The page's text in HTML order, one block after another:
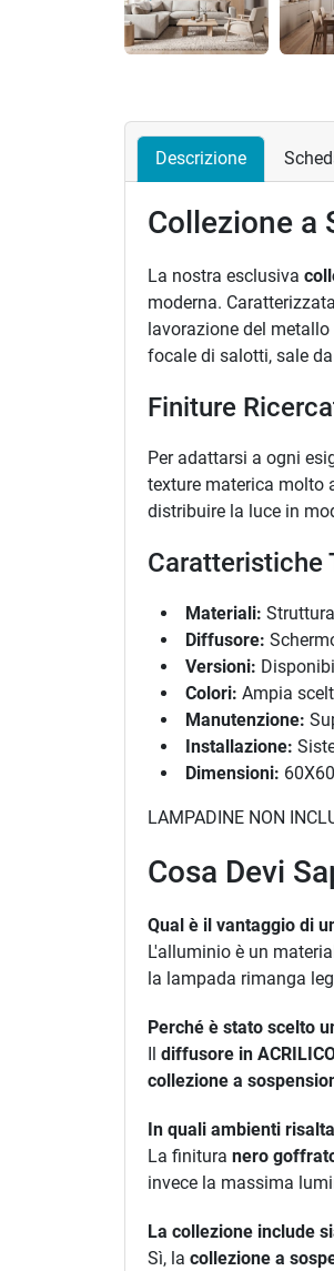
Descrizione
Collezione a
La nostra esclusiva
moderna.
lavorazione del
focale di salotti, sale
Finiture
Per adattarsi a ogni
texture materica molto
distribuire la luce in
Caratteristiche
Materiali:
Diffusore:
Versioni:
Colori: Ampia
Manutenzione:
Installazione:
Dimensioni:
LAMPADINE NON
Cosa Devi
Qual è il vantaggio di
L'alluminio è un
la lampada rimanga
Perché è stato scelto
diffusore in
collezione a
In quali ambienti
La finitura nero
invece la massima
La collezione include
Sì, la collezione a